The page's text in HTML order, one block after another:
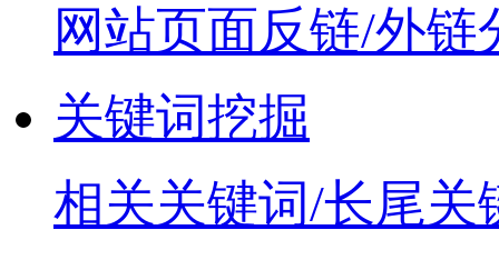
网站页面反链/外链
关键词挖掘
相关关键词/长尾关